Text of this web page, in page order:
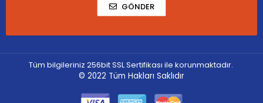
GÖNDER
Tüm bilgileriniz 256bit SSL Sertifikası ile korunmaktadır.
© 2022 Tüm Hakları Saklıdır